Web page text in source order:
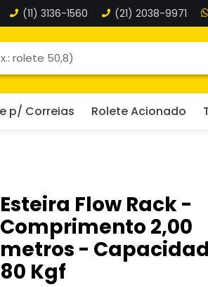
(11) 3136-1560 (21) 2038-9971
p/ Correias Rolete Acionado
Esteira Flow Rack -
Comprimento 2,00
metros -
80 Kgf